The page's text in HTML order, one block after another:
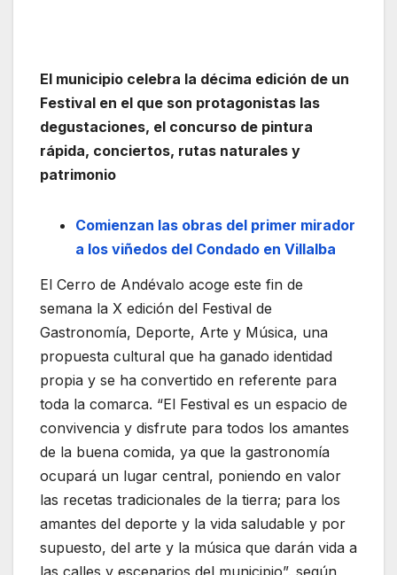
El municipio celebra la décima edición de un
Festival en el que son protagonistas las
degustaciones, el concurso de pintura
rápida, conciertos, rutas naturales y
patrimonio
Comienzan las obras del primer mirador
a los viñedos del Condado en Villalba
El Cerro de Andévalo acoge este fin de
semana la X edición del Festival de
Gastronomía, Deporte, Arte y Música, una
propuesta cultural que ha ganado identidad
propia y se ha convertido en referente para
toda la comarca. “El Festival es un espacio de
convivencia y disfrute para todos los amantes
de la buena comida, ya que la gastronomía
ocupará un lugar central, poniendo en valor
las recetas tradicionales de la tierra; para los
amantes del deporte y la vida saludable y por
supuesto, del arte y la música que darán vida a